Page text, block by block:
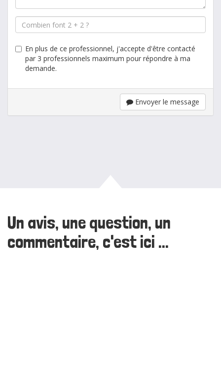
En plus de ce professionnel, j'accepte d'être contacté
par 3 professionnels maximum pour répondre à ma
demande.
Envoyer le message
Un avis, une question, un
commentaire, c'est ici ...